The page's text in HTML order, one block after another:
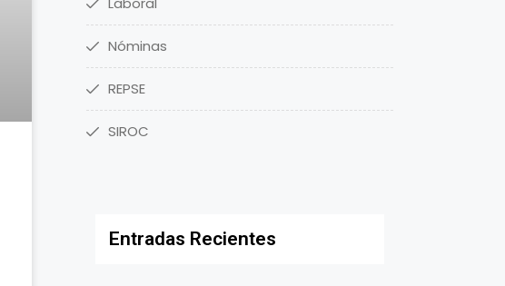
Nóminas
REPSE
SIROC
Entradas Recientes